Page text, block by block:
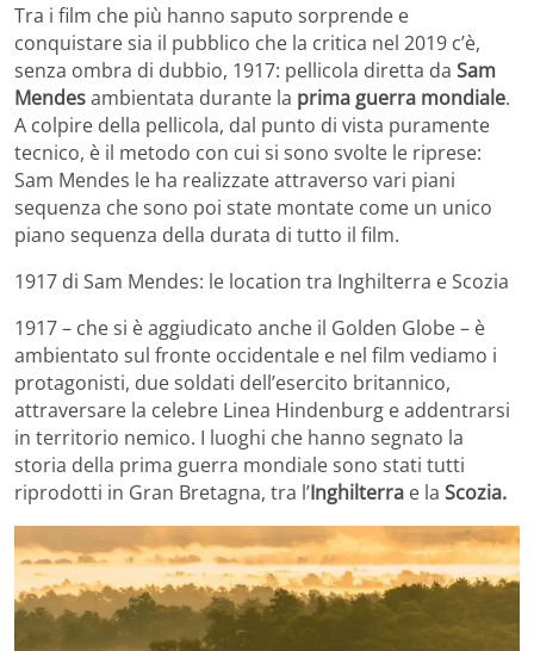
Tra i film che più hanno saputo sorprende e
conquistare sia il pubblico che la critica nel 2019 c’è,
senza ombra di dubbio, 1917: pellicola diretta da Sam
Mendesambientata durante la prima guerra mondiale.
A colpire della pellicola, dal punto di vista puramente
tecnico, è il metodo con cui si sono svolte le riprese:
Sam Mendes le ha realizzate attraverso vari piani
sequenza che sono poi state montate come un unico
piano sequenza della durata di tutto il film.
1917 di Sam Mendes: le location tra Inghilterra e Scozia
1917 – che si è aggiudicato anche il Golden Globe – è
ambientato sul fronte occidentale e nel film vediamo i
protagonisti, due soldati dell’esercito britannico,
attraversare la celebre Linea Hindenburg e addentrarsi
in territorio nemico. I luoghi che hanno segnato la
storia della prima guerra mondiale sono stati tutti
riprodotti in Gran Bretagna, tra l’Inghilterra e la Scozia.